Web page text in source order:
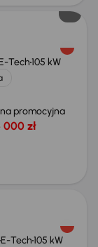
E-Tech105 kW
promocyjna
000 zł
E-Tech105 kW